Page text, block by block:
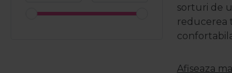
sorturi de
reducerea
Afiseaza